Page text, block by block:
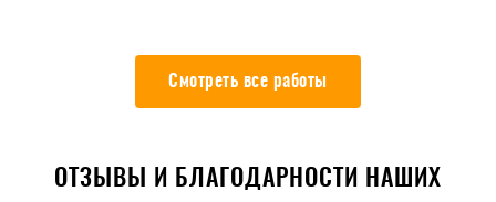
Смотреть все работы
ОТЗЫВЫ И БЛАГОДАРНОСТИ НАШИХ